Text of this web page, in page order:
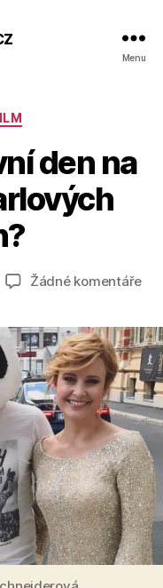
Menu
den na
Žádné komentářeu
na
v